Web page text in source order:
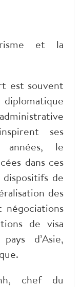
et la
est souvent
ses
années, le
dans ces
de
des
négociations
de visa
d’Asie,
chef du